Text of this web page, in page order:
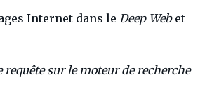
Internet dans le Deep Webet
sur le moteur de recherche